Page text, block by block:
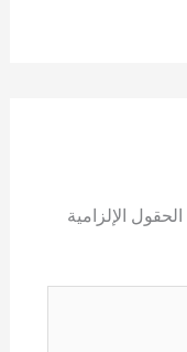
الحقول الإلزامية